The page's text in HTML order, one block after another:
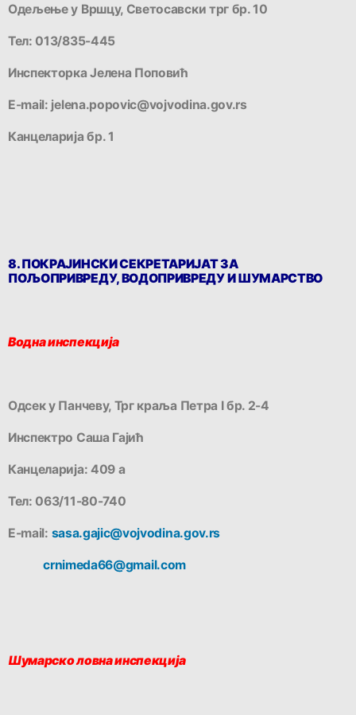
Одељење у Вршцу, Светосавски трг бр. 10
Тел: 013/835-445
Инспекторка Јелена Поповић
Е-mail: jelena.popovic@vojvodina.gov.rs
Канцеларија бр. 1
8. ПОКРАЈИНСКИ СЕКРЕТАРИЈАТ ЗА
ПОЉОПРИВРЕДУ, ВОДОПРИВРЕДУ И ШУМАРСТВО
Водна инспекција
Одсек у Панчеву, Трг краља Петра I бр. 2-4
Инспектро Саша Гајић
Канцеларија: 409 а
Тел: 063/11-80-740
Е-mail: sasa.gajic@vojvodina.gov.rs
crnimeda66@gmail.com
Шумарско ловна инспекција